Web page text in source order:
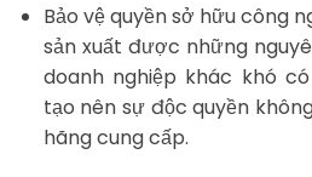
Bảo vệ quyền sở hữu công
sản xuất được những
doanh nghiệp khác khó
tạo nên sự độc quyền
hãng cung cấp.